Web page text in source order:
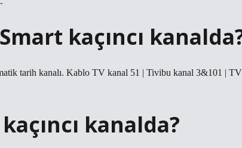
kaçıncı
tarih kanalı. Kablo TV kanal 51 | Tivibu kanal 3&101 |
kanalda?